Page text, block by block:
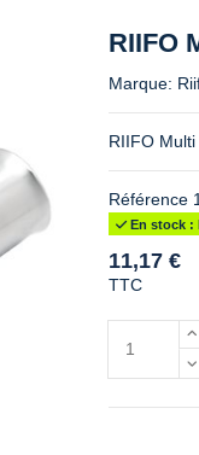
RIIFO
Marque:
RIIFO
Référence
En stock :
11,17 €
TTC